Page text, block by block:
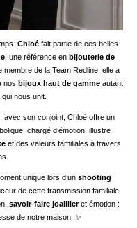
Chloéfait partie de ces belles
, une référence en bijouterie de
de la Team Redline, elle a
nos bijoux haut de gamme autant
nous unit.
avec son conjoint, Chloé offre un
chargé d’émotion, illustre
et des valeurs familiales à travers
unique lors d’un shooting
de cette transmission familiale.
savoir-faire joaillieret émotion :
de notre maison. ✨